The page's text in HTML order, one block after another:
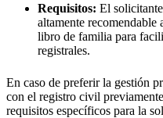
Requisitos: El
altamente recomendable
libro de familia para
registrales.
En caso de preferir la gestión
con el registro civil
requisitos específicos para la